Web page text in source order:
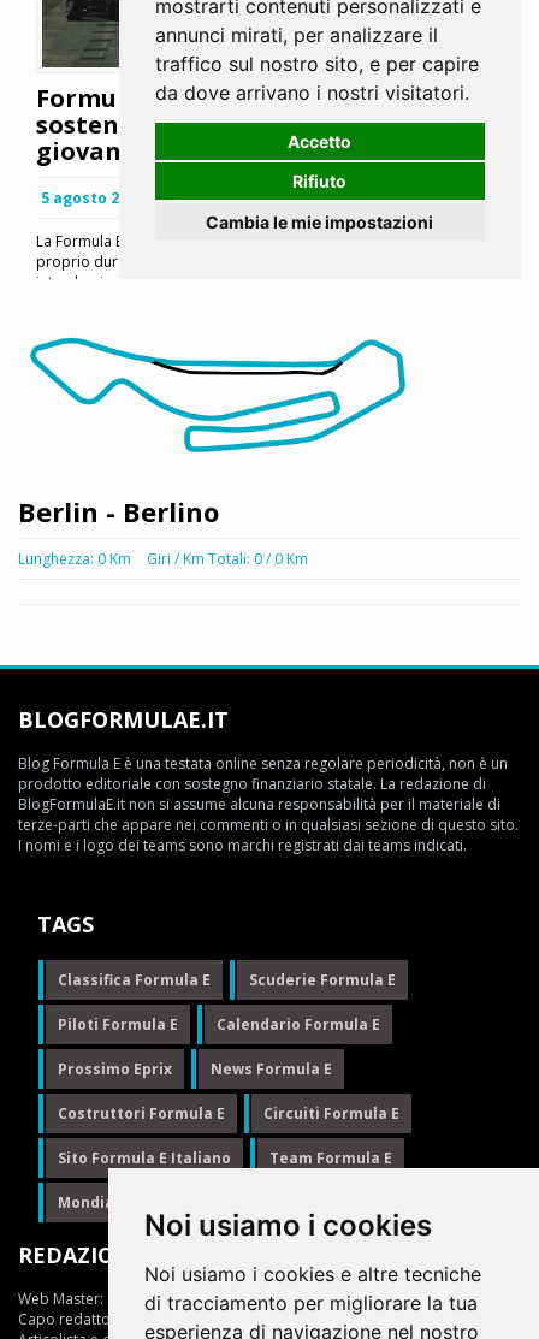
Noi usiamo i cookies
Noi usiamo i cookies e altre tecniche
di tracciamento per migliorare la tua
esperienza di navigazione nel nostro
Berlin - Berlino
Lunghezza: 0 Km Giri / Km Totali: 0 / 0 Km
BLOGFORMULAE.IT
Blog Formula E è una testata online senza regolare periodicità, non è un
prodotto editoriale con sostegno finanziario statale. La redazione di
BlogFormulaE.it non si assume alcuna responsabilità per il materiale di
terze-parti che appare nei commenti o in qualsiasi sezione di questo sito.
I nomi e i logo dei teams sono marchi registrati dai teams indicati.
TAGS
Classifica Formula E Scuderie Formula E
Piloti Formula E Calendario Formula E
Prossimo Eprix News Formula E
Costruttori Formula E Circuiti Formula E
Sito Formula E Italiano Team Formula E
Mondiale Formula E
REDAZIONE
Web Master:
Ing.Daniele Muscarella
Capo redattore: